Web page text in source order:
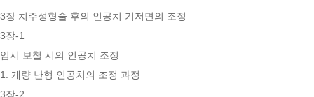
3장 치주성형술 후의 인공치 기저면의 조정
3장-1
임시 보철 시의 인공치 조정
1. 개량 난형 인공치의 조정 과정
3장-2